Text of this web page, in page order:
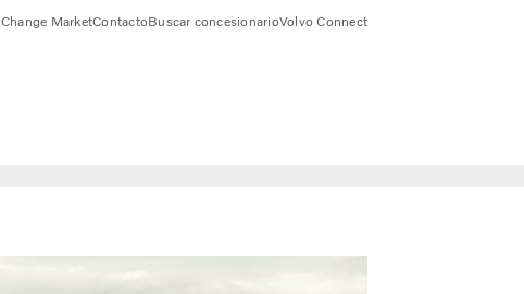
Change MarketContactoBuscar concesionarioVolvo Connect